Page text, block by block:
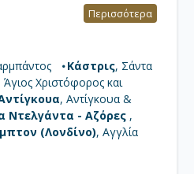
Περισσότερα
Κάστρις, Σάντα
Άγιος Χριστόφορος και
, Αντίγκουα &
Ντελγάντα - Αζόρες ,
(Λονδίνο), Αγγλία